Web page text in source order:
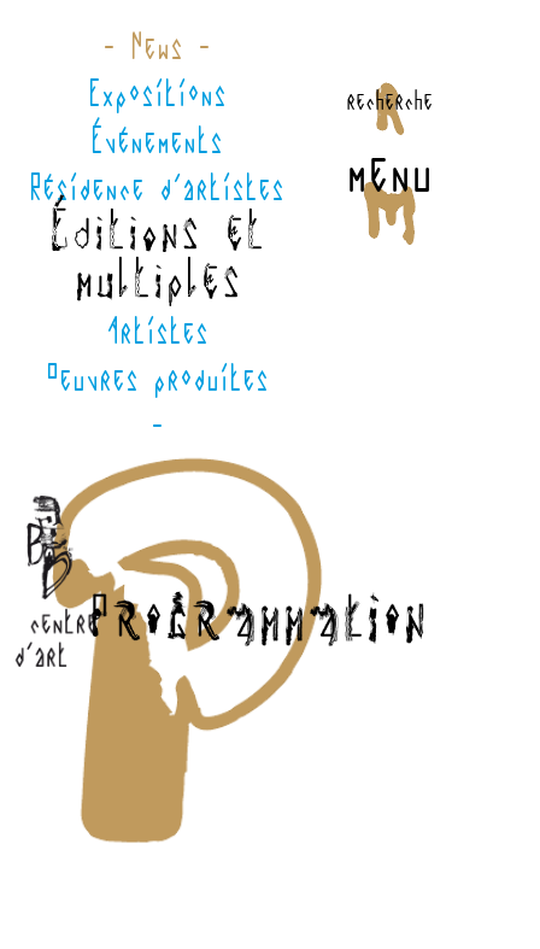
recherche
menu
- News -
Expositions
Événements
Résidence d'artistes
Éditions et
multiples
Artistes
Oeuvres produites
-